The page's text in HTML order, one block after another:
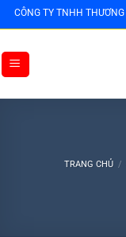
qua
nội
dung
CÔNG TY TNHH
TRANG CHỦ /